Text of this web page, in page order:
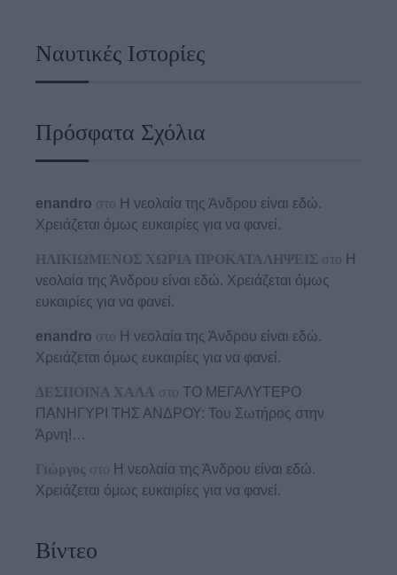
Ναυτικές Ιστορίες
Πρόσφατα Σχόλια
enandro στο Η νεολαία της Άνδρου είναι εδώ.
Χρειάζεται όμως ευκαιρίες για να φανεί.
ΗΛΙΚΙΩΜΕΝΟΣ ΧΩΡΙΑ ΠΡΟΚΑΤΑΛΗΨΕΙΣ στο Η
νεολαία της Άνδρου είναι εδώ. Χρειάζεται όμως
ευκαιρίες για να φανεί.
enandro στο Η νεολαία της Άνδρου είναι εδώ.
Χρειάζεται όμως ευκαιρίες για να φανεί.
ΔΕΣΠΟΙΝΑ ΧΑΛΑ στο ΤΟ ΜΕΓΑΛΥΤΕΡΟ
ΠΑΝΗΓΥΡΙ ΤΗΣ ΑΝΔΡΟΥ: Του Σωτήρος στην
Άρνη!…
Γιώργος στο Η νεολαία της Άνδρου είναι εδώ.
Χρειάζεται όμως ευκαιρίες για να φανεί.
Βίντεο